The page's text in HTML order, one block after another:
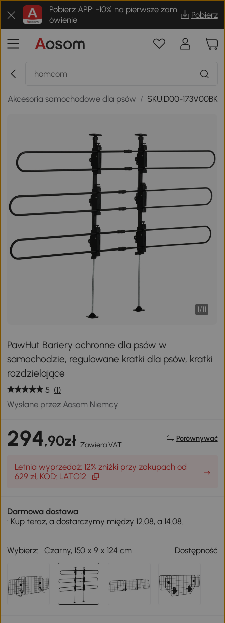
Pobierz APP: -10% na pierwsze zam
ówienie
Pobierz
Akcesoria samochodowe dla psów / SKU:D00-173V00BK
1/11
PawHut Bariery ochronne dla psów w
samochodzie, regulowane kratki dla psów, kratki
rozdzielające
5 (1)
Wysłane przez Aosom Niemcy
294,90zł Zawiera VAT
Porównywać
Letnia wyprzedaż: 12% zniżki przy zakupach od
629 zł, KOD: LATO12
Darmowa dostawa
: Kup teraz, a dostarczymy między 12.08, a 14.08.
Wybierz: Czarny, 150 x 9 x 124 cm Dostępność